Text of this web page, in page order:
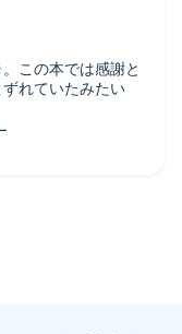
この本では感謝と
れていたみたい